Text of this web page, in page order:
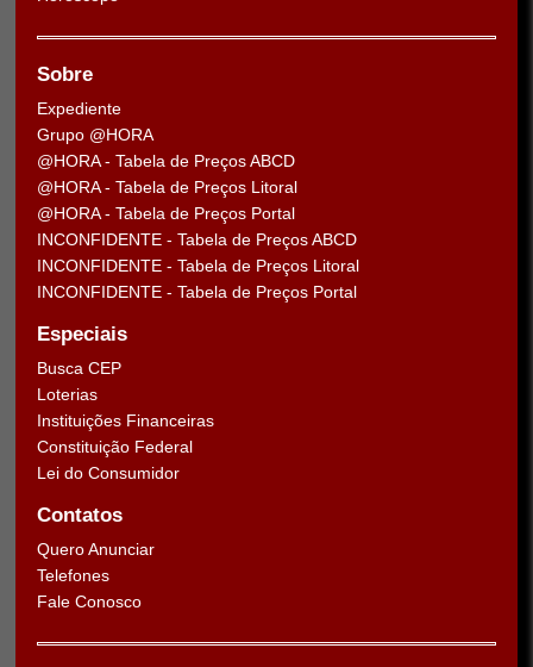
Sobre
Expediente
Grupo @HORA
@HORA - Tabela de Preços ABCD
@HORA - Tabela de Preços Litoral
@HORA - Tabela de Preços Portal
INCONFIDENTE - Tabela de Preços ABCD
INCONFIDENTE - Tabela de Preços Litoral
INCONFIDENTE - Tabela de Preços Portal
Especiais
Busca CEP
Loterias
Instituições Financeiras
Constituição Federal
Lei do Consumidor
Contatos
Quero Anunciar
Telefones
Fale Conosco